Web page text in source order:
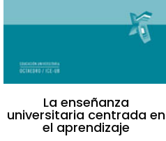
La enseñanza
universitaria centrada en
el aprendizaje